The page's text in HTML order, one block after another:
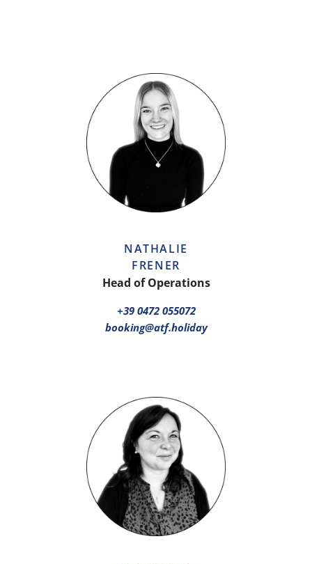
NATHALIE
FRENER
Head of Operations
+39 0472 055072
booking@atf.holiday